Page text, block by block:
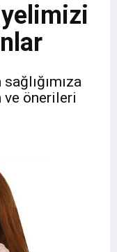
ve önerileri